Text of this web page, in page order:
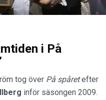
i På
tog över På spåretefter
inför säsongen 2009.